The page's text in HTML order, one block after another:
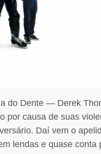
do Dente — Derek
por causa de suas
Daí vem o
lendas e quase conta